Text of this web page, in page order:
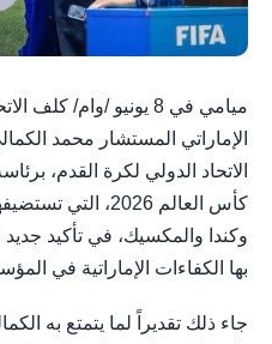
ميامي في 8 يونيو /وام/
الإماراتي المستشار محمد
الاتحاد الدولي لكرة القدم،
كأس العالم 2026،
وكندا والمكسيك، في تأكيد
بها الكفاءات الإماراتية في
جاء ذلك تقديراً لما يتمتع به